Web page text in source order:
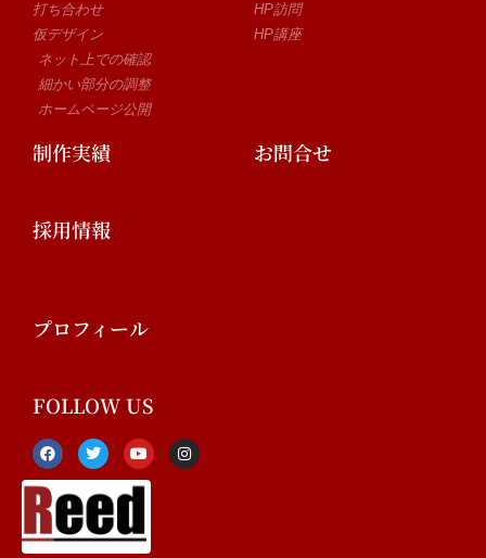
打ち合わせ
仮デザイン
ネット上での確認
細かい部分の調整
ホームページ公開
HP訪問
HP講座
制作実績 お問合せ
採用情報
プロフィール
FOLLOW US
F
a
c
e
b
o
o
k
T
w
i
t
e
r
Y
o
u
t
e
I
n
s